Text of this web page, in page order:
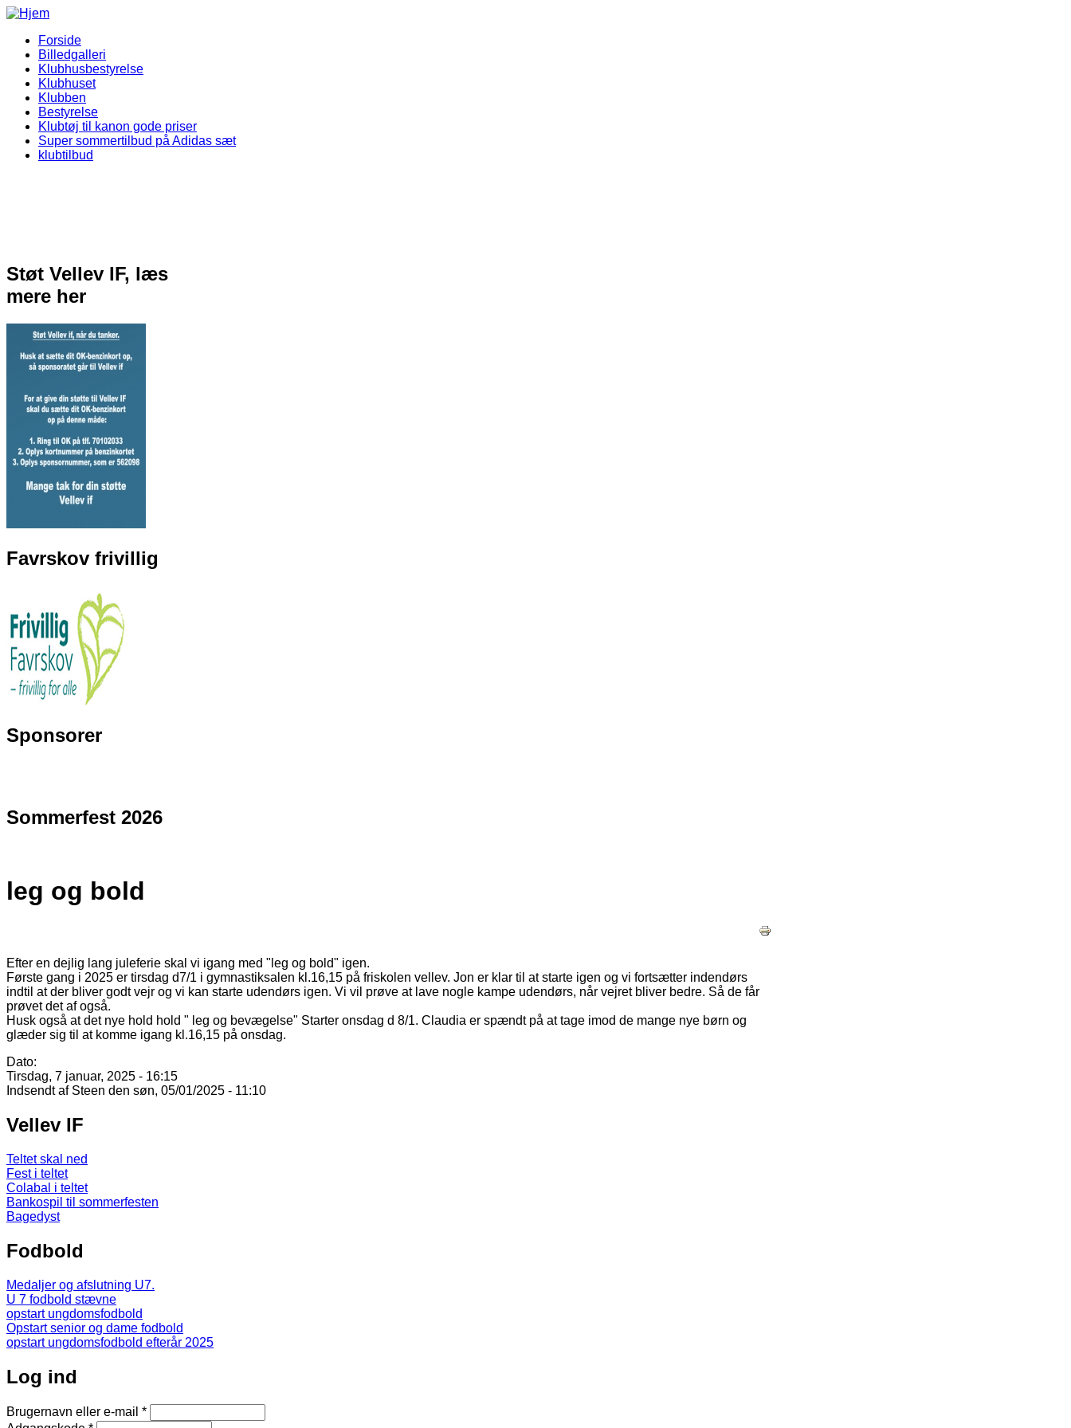
Gå til hovedindhold
Vellev IF Menu
Forside
Billedgalleri
Klubhusbestyrelse
Klubhuset
Klubben
Bestyrelse
Klubtøj til kanon gode priser
Super sommertilbud på Adidas sæt
klubtilbud
Støt Vellev IF, læs
mere her
Favrskov frivillig
Sponsorer
Sommerfest 2026
leg og bold
Efter en dejlig lang juleferie skal vi igang med "leg og bold" igen.
Første gang i 2025 er tirsdag d7/1 i gymnastiksalen kl.16,15 på friskolen vellev. Jon er klar til at starte igen og vi fortsætter indendørs
indtil at der bliver godt vejr og vi kan starte udendørs igen. Vi vil prøve at lave nogle kampe udendørs, når vejret bliver bedre. Så de får
prøvet det af også.
Husk også at det nye hold hold " leg og bevægelse" Starter onsdag d 8/1. Claudia er spændt på at tage imod de mange nye børn og
glæder sig til at komme igang kl.16,15 på onsdag.
Dato:
Tirsdag, 7 januar, 2025 - 16:15
Indsendt af Steen den søn, 05/01/2025 - 11:10
Vellev IF
Teltet skal ned
Fest i teltet
Colabal i teltet
Bankospil til sommerfesten
Bagedyst
Fodbold
Medaljer og afslutning U7.
U 7 fodbold stævne
opstart ungdomsfodbold
Opstart senior og dame fodbold
opstart ungdomsfodbold efterår 2025
Log ind
Brugernavn eller e-mail *